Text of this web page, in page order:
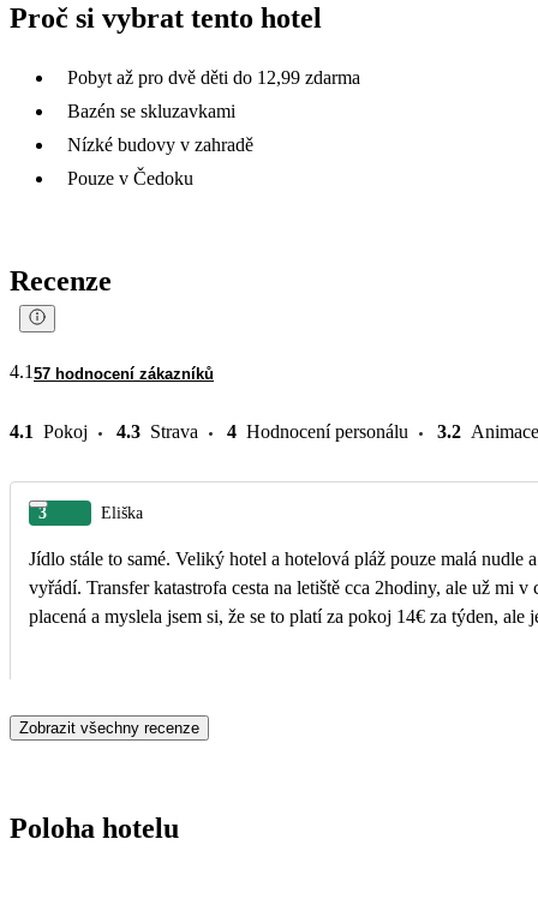
Proč si vybrat tento hotel
Pobyt až pro dvě děti do 12,99 zdarma
Bazén se skluzavkami
Nízké budovy v zahradě
Pouze v Čedoku
Recenze
4.1 57 hodnocení zákazníků
4.1 Pokoj 4.3 Strava 4 Hodnocení personálu 3.2 Animace
3 Eliška
Jídlo stále to samé. Veliký hotel a hotelová pláž pouze malá nudle a pár lehátek. Pokoj hrozný jsme 4 a vůbec jsme se nevešli. V celém pokoji jedna
vyřádí. Transfer katastrofa cesta na letiště cca 2hodiny, ale už mi v
placená a myslela jsem si, že se to platí za pokoj 14€ za týden,
Zobrazit všechny recenze
Poloha hotelu